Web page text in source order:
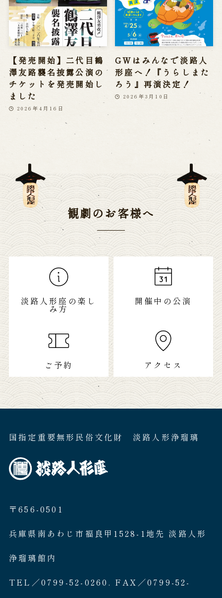
【発売開始】二代目鶴
澤友路襲名披露公演の
チケットを発売開始し
ました
2026年4月16日
GWはみんなで淡路人
形座へ！『うらしまた
ろう』再演決定！
2026年3月10日
観劇のお客様へ
淡路人形座の楽し
み方
開催中の公演
ご予約 アクセス
国指定重要無形民俗文化財 淡路人形浄瑠璃
〒656-0501
兵庫県南あわじ市福良甲1528-1地先 淡路人形
浄瑠璃館内
TEL／0799-52-0260. FAX／0799-52-